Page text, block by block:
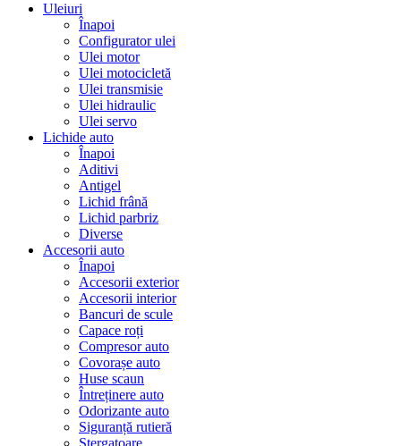
Uleiuri
Înapoi
Configurator ulei
Ulei motor
Ulei motocicletă
Ulei transmisie
Ulei hidraulic
Ulei servo
Lichide auto
Înapoi
Aditivi
Antigel
Lichid frână
Lichid parbriz
Diverse
Accesorii auto
Înapoi
Accesorii exterior
Accesorii interior
Bancuri de scule
Capace roți
Compresor auto
Covorașe auto
Huse scaun
Întreținere auto
Odorizante auto
Siguranță rutieră